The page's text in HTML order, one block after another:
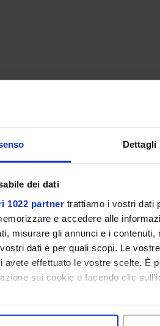
Dettagli
dei dati
1022 partner trattiamo i vostri dati
e accedere alle
misurare gli annunci e i
dati e per quali scopi. Le
avete effettuato le vostre scelte. È
sui cookie o facendo clic